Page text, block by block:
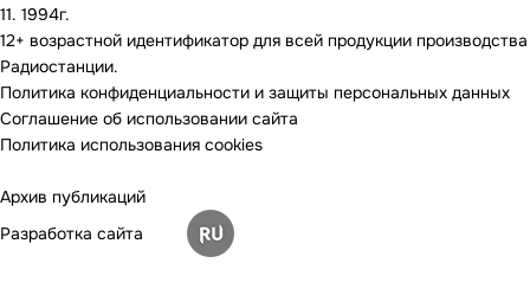
11. 1994г.
12+ возрастной идентификатор для всей продукции производства
Радиостанции.
Политика конфиденциальности и защиты персональных данных
Соглашение об использовании сайта
Политика использования cookies
Архив публикаций
Разработка сайта